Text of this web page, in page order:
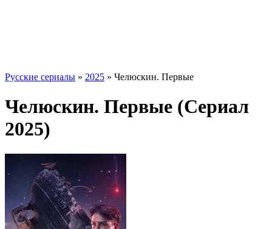
Русские сериалы » 2025 » Челюскин. Первые
Челюскин. Первые (Сериал
2025)